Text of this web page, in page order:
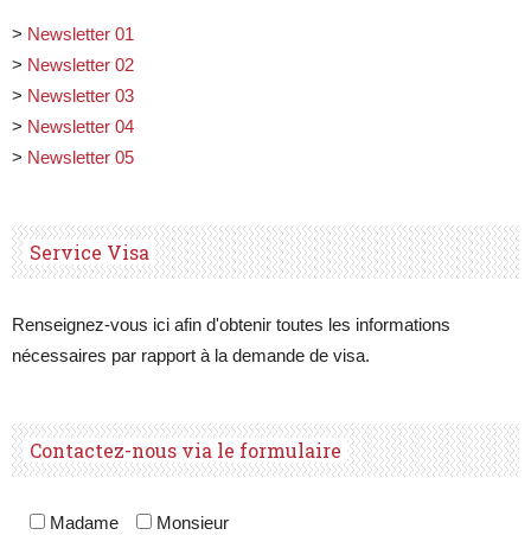
> Newsletter 01
> Newsletter 02
> Newsletter 03
> Newsletter 04
> Newsletter 05
Service Visa
Renseignez-vous ici afin d'obtenir toutes les informations
nécessaires par rapport à la demande de visa.
Contactez-nous via le formulaire
Madame Monsieur